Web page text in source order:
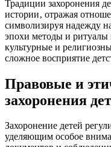
Традиции захоронения
истории‚ отражая
символизируя надежду
эпохи методы и ритуалы
культурные и
сложное восприятие
Правовые и
захоронения
Захоронение детей
уделяющим особое